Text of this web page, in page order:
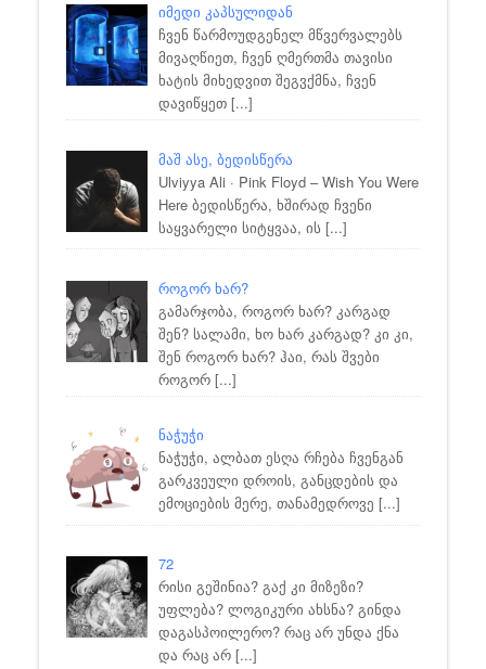
იმედი კაპსულიდან
ჩვენ წარმოუდგენელ მწვერვალებს
მივაღწიეთ, ჩვენ ღმერთმა თავისი
ხატის მიხედვით შეგვქმნა, ჩვენ
დავიწყეთ [...]
მაშ ასე, ბედისწერა
Ulviyya Ali · Pink Floyd – Wish You Were
Here ბედისწერა, ხშირად ჩვენი
საყვარელი სიტყვაა, ის [...]
როგორ ხარ?
გამარჯობა, როგორ ხარ? კარგად
შენ? სალამი, ხო ხარ კარგად? კი კი,
შენ როგორ ხარ? ჰაი, რას შვები
როგორ [...]
ნაჭუჭი
ნაჭუჭი, ალბათ ესღა რჩება ჩვენგან
გარკვეული დროის, განცდების და
ემოციების მერე, თანამედროვე [...]
72
რისი გეშინია? გაქ კი მიზეზი?
უფლება? ლოგიკური ახსნა? გინდა
დაგასპოილერო? რაც არ უნდა ქნა
და რაც არ [...]